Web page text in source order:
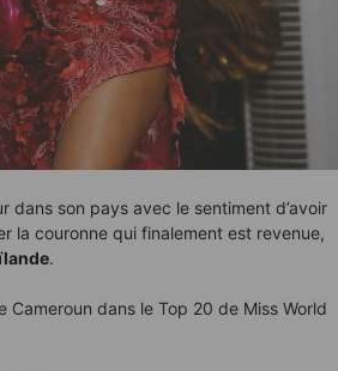
dans son pays avec le sentiment d’avoir
la couronne qui finalement est revenue,
.
Cameroun dans le Top 20 de Miss World